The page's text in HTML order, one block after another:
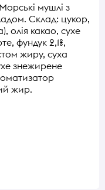
мушлі з
Склад: цукор,
олія какао, сухе
фундук 2,1%,
жиру, суха
знежирене
жир.